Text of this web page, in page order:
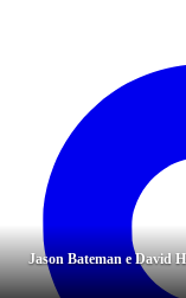
Jason Bateman e David